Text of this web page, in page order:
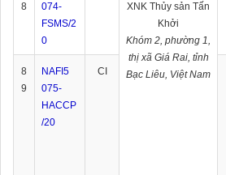
8
074-
FSMS/2
0
XNK Thủy sản Tấn
Khởi
Khóm 2, phường 1,
thị xã Giá Rai, tỉnh
Bạc Liêu, Việt Nam
8
9
NAFI5
075-
HACCP
/20
CI